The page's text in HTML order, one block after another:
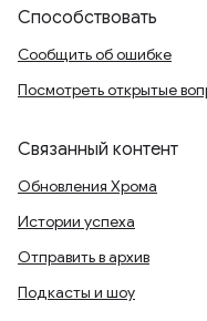
Способствовать
Сообщить об ошибке
Посмотреть открытые
Связанный контент
Обновления Хрома
Истории успеха
Отправить в архив
Подкасты и шоу